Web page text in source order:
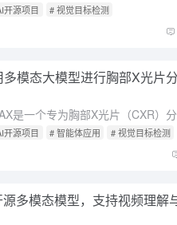
开源项目 # 视觉目标检测
模态大模型进行胸部X光片
开源项目 # 智能体应用 # 视觉目标检测
多模态模型，支持视频理解